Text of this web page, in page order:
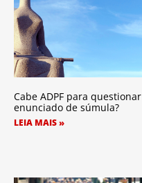
Cabe ADPF para questionar
enunciado de súmula?
LEIA MAIS »